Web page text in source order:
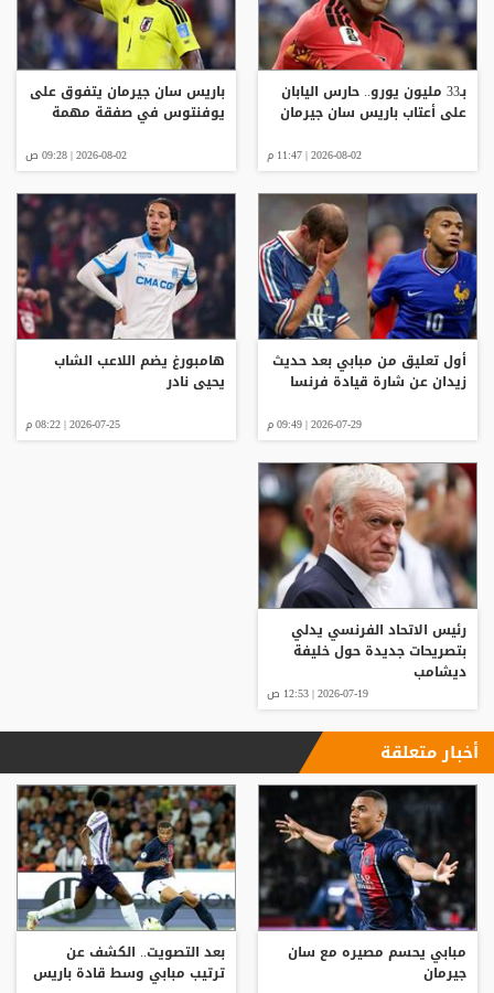
بـ33 مليون يورو.. حارس اليابان
على أعتاب باريس سان جيرمان
2026-08-02 | 11:47 م
باريس سان جيرمان يتفوق على
يوفنتوس في صفقة مهمة
2026-08-02 | 09:28 ص
أول تعليق من مبابي بعد حديث
زيدان عن شارة قيادة فرنسا
2026-07-29 | 09:49 م
هامبورغ يضم اللاعب الشاب
يحيى نادر
2026-07-25 | 08:22 م
رئيس الاتحاد الفرنسي يدلي
بتصريحات جديدة حول خليفة
ديشامب
2026-07-19 | 12:53 ص
أخبار متعلقة
مبابي يحسم مصيره مع سان
جيرمان
بعد التصويت.. الكشف عن
ترتيب مبابي وسط قادة باريس